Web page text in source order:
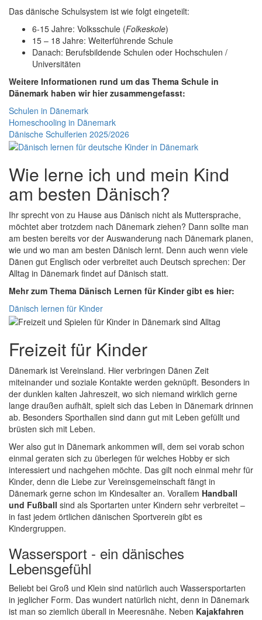
Das dänische Schulsystem ist wie folgt eingeteilt:
6-15 Jahre: Volksschule (Folkeskole)
15 – 18 Jahre: Weiterführende Schule
Danach: Berufsbildende Schulen oder Hochschulen /
Universitäten
Weitere Informationen rund um das Thema Schule in
Dänemark haben wir hier zusammengefasst:
Schulen in Dänemark
Homeschooling in Dänemark
Dänische Schulferien 2025/2026
Wie lerne ich und mein Kind
am besten Dänisch?
Ihr sprecht von zu Hause aus Dänisch nicht als Muttersprache,
möchtet aber trotzdem nach Dänemark ziehen? Dann sollte man
am besten bereits vor der Auswanderung nach Dänemark planen,
wie und wo man am besten Dänisch lernt. Denn auch wenn viele
Dänen gut Englisch oder verbreitet auch Deutsch sprechen: Der
Alltag in Dänemark findet auf Dänisch statt.
Mehr zum Thema Dänisch Lernen für Kinder gibt es hier:
Dänisch lernen für Kinder
Freizeit für Kinder
Dänemark ist Vereinsland. Hier verbringen Dänen Zeit
miteinander und soziale Kontakte werden geknüpft. Besonders in
der dunklen kalten Jahreszeit, wo sich niemand wirklich gerne
lange draußen aufhält, spielt sich das Leben in Dänemark drinnen
ab. Besonders Sporthallen sind dann gut mit Leben gefüllt und
brüsten sich mit Leben.
Wer also gut in Dänemark ankommen will, dem sei vorab schon
einmal geraten sich zu überlegen für welches Hobby er sich
interessiert und nachgehen möchte. Das gilt noch einmal mehr für
Kinder, denn die Liebe zur Vereinsgemeinschaft fängt in
Dänemark gerne schon im Kindesalter an. Vorallem Handball
und Fußball sind als Sportarten unter Kindern sehr verbreitet –
in fast jedem örtlichen dänischen Sportverein gibt es
Kindergruppen.
Wassersport - ein dänisches
Lebensgefühl
Beliebt bei Groß und Klein sind natürlich auch Wassersportarten
in jeglicher Form. Das wundert natürlich nicht, denn in Dänemark
ist man so ziemlich überall in Meeresnähe. Neben Kajakfahren